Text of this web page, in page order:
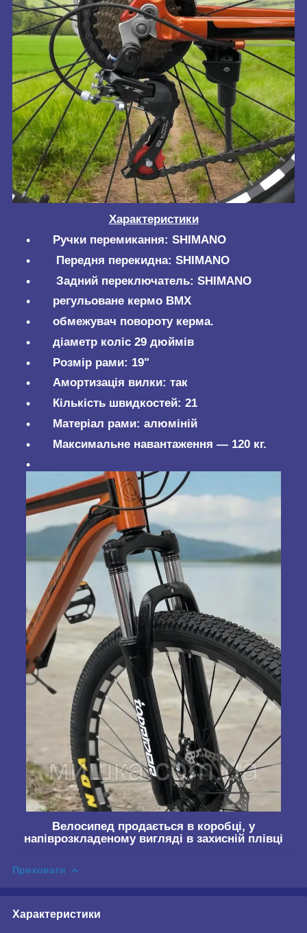
Характеристики
Ручки перемикання: SHIMANO
Передня перекидна: SHIMANO
Задний переключатель: SHIMANO
регульоване кермо BMX
обмежувач повороту керма.
діаметр коліс 29 дюймів
Розмір рами: 19"
Амортизація вилки: так
Кількість швидкостей: 21
Матеріал рами: алюміній
Максимальне навантаження — 120 кг.
Велосипед продається в коробці, у
напіврозкладеному вигляді в захисній плівці
Приховати
Характеристики